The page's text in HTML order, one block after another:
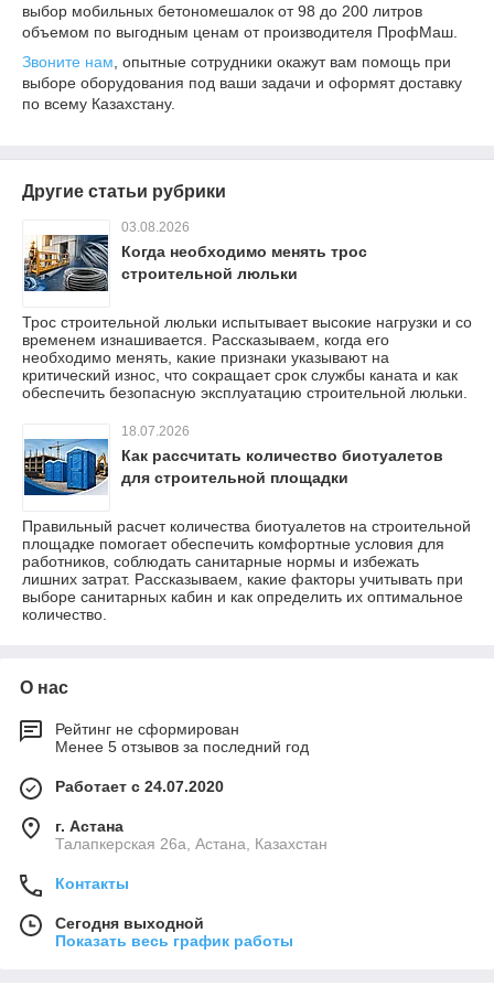
выбор мобильных бетономешалок от 98 до 200 литров
объемом по выгодным ценам от производителя ПрофМаш.
Звоните нам , опытные сотрудники окажут вам помощь при
выборе оборудования под ваши задачи и оформят доставку
по всему Казахстану.
Другие статьи рубрики
03.08.2026
Когда необходимо менять трос
строительной люльки
Трос строительной люльки испытывает высокие нагрузки и со
временем изнашивается. Рассказываем, когда его
необходимо менять, какие признаки указывают на
критический износ, что сокращает срок службы каната и как
обеспечить безопасную эксплуатацию строительной люльки.
18.07.2026
Как рассчитать количество биотуалетов
для строительной площадки
Правильный расчет количества биотуалетов на строительной
площадке помогает обеспечить комфортные условия для
работников, соблюдать санитарные нормы и избежать
лишних затрат. Рассказываем, какие факторы учитывать при
выборе санитарных кабин и как определить их оптимальное
количество.
О нас
Рейтинг не сформирован
Менее 5 отзывов за последний год
Работает с 24.07.2020
г. Астана
Талапкерская 26а, Астана, Казахстан
Контакты
Сегодня выходной
Показать весь график работы